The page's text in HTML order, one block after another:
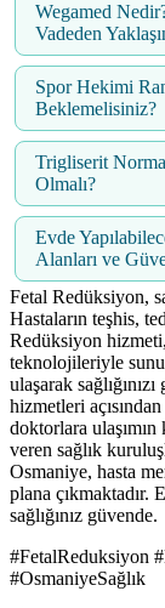
Wegamed
Vadeden
Spor Hekimi
Beklemelisiniz?
Trigliserit
Olmalı?
Evde
Alanları ve
Fetal Redüksiyon,
Hastaların teşhis,
Redüksiyon
teknolojileriyle
ulaşarak
hizmetleri
doktorlara
veren sağlık
Osmaniye, hasta
plana
sağlığınız güvende.
#FetalReduksiyon
#OsmaniyeSağlık